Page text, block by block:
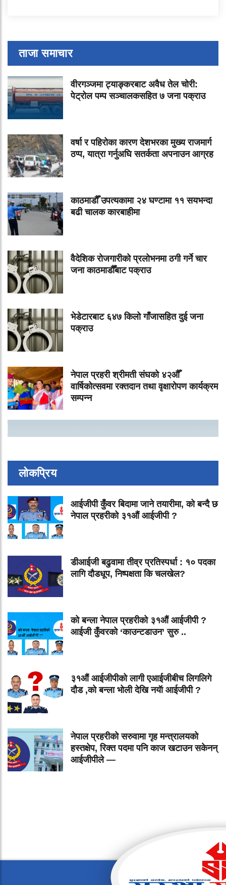
ताजा समाचार
वीरगञ्जमा ट्याङ्करबाट अवैध तेल चोरी:
पेट्रोल पम्प सञ्चालकसहित ७ जना पक्राउ
वर्षा र पहिरोका कारण देशभरका मुख्य राजमार्ग
ठप्प, यात्रा गर्नुअघि सतर्कता अपनाउन आग्रह
काठमाडौँ उपत्यकामा २४ घण्टामा ११ सयभन्दा
बढी चालक कारबाहीमा
वैदेशिक रोजगारीको प्रलोभनमा ठगी गर्ने चार
जना काठमाडौँबाट पक्राउ
भेडेटारबाट ६४७ किलो गाँजासहित दुई जना
पक्राउ
नेपाल प्रहरी श्रीमती संघको ४२औँ
वार्षिकोत्सवमा रक्तदान तथा वृक्षारोपण कार्यक्रम
सम्पन्न
लोकप्रिय
आईजीपी कुँवर बिदामा जाने तयारीमा, को बन्दै छ
नेपाल प्रहरीको ३१औं आईजीपी ?
डीआईजी बढुवामा तीव्र प्रतिस्पर्धा : १० पदका
लागि दौडधूप, निष्पक्षता कि चलखेल?
को बन्ला नेपाल प्रहरीको ३१औं आईजीपी ?
आईजी कुँवरको ‘काउन्टडाउन’ सुरु ..
३१औं आईजीपीको लागी एआईजीबीच लिगलिगे
दौड ,को बन्ला भोली देखि नयॅा आईजीपी ?
नेपाल प्रहरीको सरुवामा गृह मन्त्रालयको
हस्तक्षेप, रिक्त पदमा पनि काज खटाउन सकेनन्
आईजीपीले —